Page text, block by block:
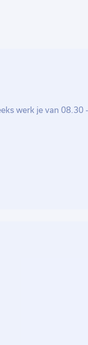
werk je van 08.30 -